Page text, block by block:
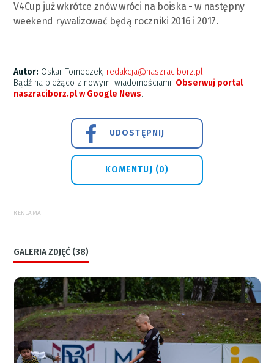
V4Cup już wkrótce znów wróci na boiska - w następny
weekend rywalizować będą roczniki 2016 i 2017.
Autor: Oskar Tomeczek, redakcja@naszraciborz.pl
Bądź na bieżąco z nowymi wiadomościami. Obserwuj portal
naszraciborz.pl w Google News.
UDOSTĘPNIJ
KOMENTUJ (0)
REKLAMA
GALERIA ZDJĘĆ (38)